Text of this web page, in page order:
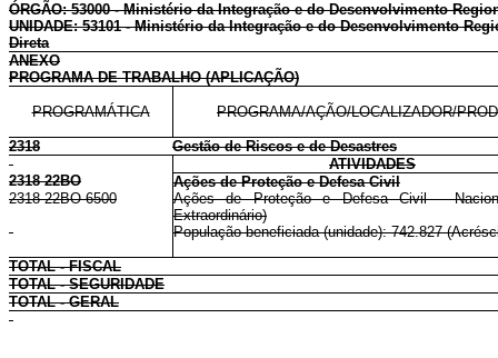
ÓRGÃO: 53000 - Ministério da Integração e do Desenvolvimento
UNIDADE: 53101 - Ministério da Integração e do Desenvolvimento
Direta
ANEXO
PROGRAMA DE TRABALHO (APLICAÇÃO)
PROGRAMÁTICA PROGRAMA/AÇÃO/LOCALIZADOR/
2318
Gestão de Riscos e de Desastres
ATIVIDADES
2318 22BO
Ações de Proteção e Defesa Civil
2318 22BO 6500
Ações de Proteção e Defesa Civil -
Extraordinário)
População beneficiada (unidade): 742.827
TOTAL - FISCAL
TOTAL - SEGURIDADE
TOTAL - GERAL